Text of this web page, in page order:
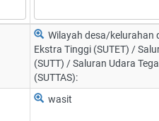
Wilayah desa/kelurahan
Ekstra Tinggi (SUTET) /
(SUTT) / Saluran Udara
(SUTTAS):
wasit